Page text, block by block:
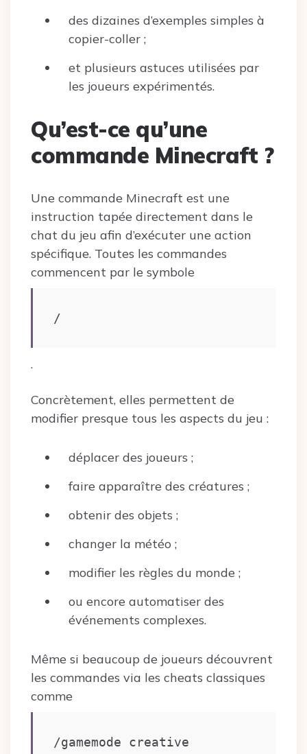
des dizaines d’exemples simples à
copier-coller ;
et plusieurs astuces utilisées par
les joueurs expérimentés.
Qu’est-ce qu’une
commande Minecraft ?
Une commande Minecraft est une
instruction tapée directement dans le
chat du jeu afin d’exécuter une action
spécifique. Toutes les commandes
commencent par le symbole
/
.
Concrètement, elles permettent de
modifier presque tous les aspects du jeu :
déplacer des joueurs ;
faire apparaître des créatures ;
obtenir des objets ;
changer la météo ;
modifier les règles du monde ;
ou encore automatiser des
événements complexes.
Même si beaucoup de joueurs découvrent
les commandes via les cheats classiques
comme
/gamemode creative